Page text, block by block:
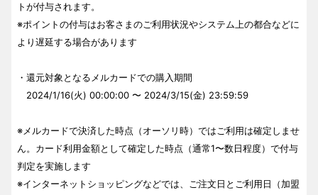
トが付与されます。
※ポイントの付与はお客さまのご利用状況やシステム上の都合などに
より遅延する場合があります
・還元対象となるメルカードでの購入期間
2024/1/16(火) 00:00:00 〜 2024/3/15(金) 23:59:59
※メルカードで決済した時点（オーソリ時）ではご利用は確定しませ
ん。カード利用金額として確定した時点（通常1〜数日程度）で付与
判定を実施します
※インターネットショッピングなどでは、ご注文日とご利用日（加盟